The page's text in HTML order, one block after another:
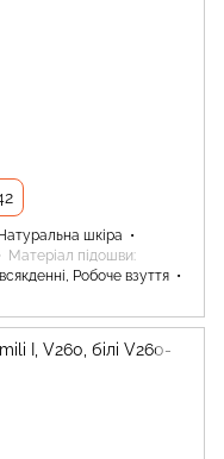
Натуральна шкіра
Матеріал підошви
Робоче взуття